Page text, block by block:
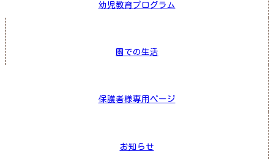
幼児教育プログラム
園での生活
保護者様専用ページ
お知らせ